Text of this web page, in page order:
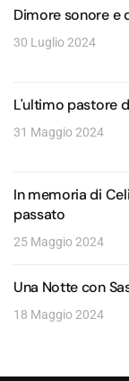
Dimore sonore e
30 Luglio 2024
L'ultimo pastore
31 Maggio 2024
In memoria di
passato
25 Maggio 2024
Una Notte con
18 Maggio 2024